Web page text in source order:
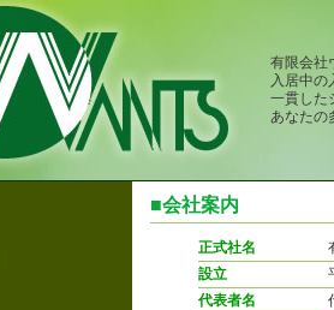
有限会社
入居中の
一貫した
あなたの
■会社案内
正式社名
設立
代表者名